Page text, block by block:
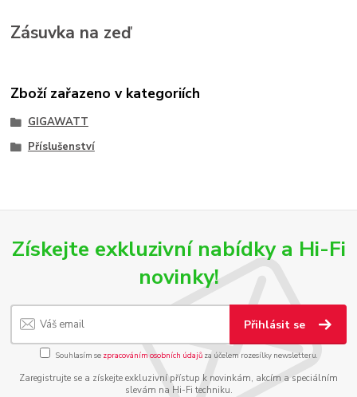
Zásuvka na zeď
Zboží zařazeno v kategoriích
GIGAWATT
Příslušenství
Získejte exkluzivní nabídky a Hi-Fi
novinky!
Přihlásit se
Souhlasím se zpracováním osobních údajůza účelem rozesílky newsletteru.
Zaregistrujte se a získejte exkluzivní přístup k novinkám, akcím a speciálním
slevám na Hi-Fi techniku.